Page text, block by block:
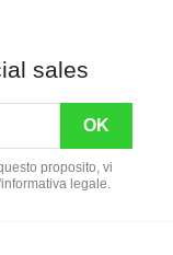
sales
proposito, vi
legale.